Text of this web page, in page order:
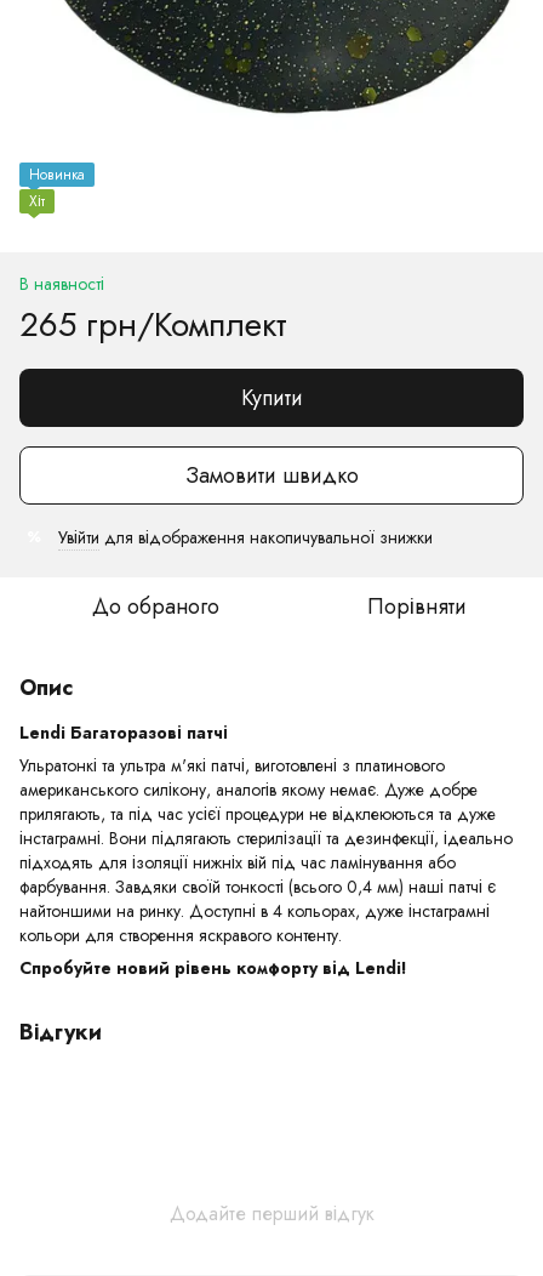
Новинка
Хіт
В наявності
265 грн/Комплект
Купити
Замовити швидко
Увійти для відображення накопичувальної знижки
До обраного Порівняти
Опис
Lendi Багаторазові патчі
Ульратонкі та ультра м'які патчі, виготовлені з платинового
американського силікону, аналогів якому немає. Дуже добре
прилягають, та під час усієї процедури не відклеюються та дуже
інстаграмні. Вони підлягають стерилізації та дезинфекції, ідеально
підходять для ізоляції нижніх вій під час ламінування або
фарбування. Завдяки своїй тонкості (всього 0,4 мм) наші патчі є
найтоншими на ринку. Доступні в 4 кольорах, дуже інстаграмні
кольори для створення яскравого контенту.
Спробуйте новий рівень комфорту від Lendi!
Відгуки
Додайте перший відгук